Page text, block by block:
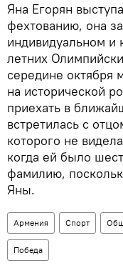
Яна Егорян
фехтованию, она
индивидуальном и
летних
середине октября
на исторической
приехать в
встретилась с
которого не
когда ей было
фамилию,
Яны.
Армения Спорт
Победа